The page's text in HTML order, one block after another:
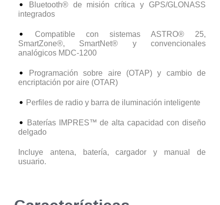
Bluetooth® de misión crítica y GPS/GLONASS
integrados
Compatible con sistemas ASTRO® 25,
SmartZone®, SmartNet® y convencionales
analógicos MDC-1200
Programación sobre aire (OTAP) y cambio de
encriptación por aire (OTAR)
Perfiles de radio y barra de iluminación inteligente
Baterías IMPRES™ de alta capacidad con diseño
delgado
Incluye antena, batería, cargador y manual de
usuario.